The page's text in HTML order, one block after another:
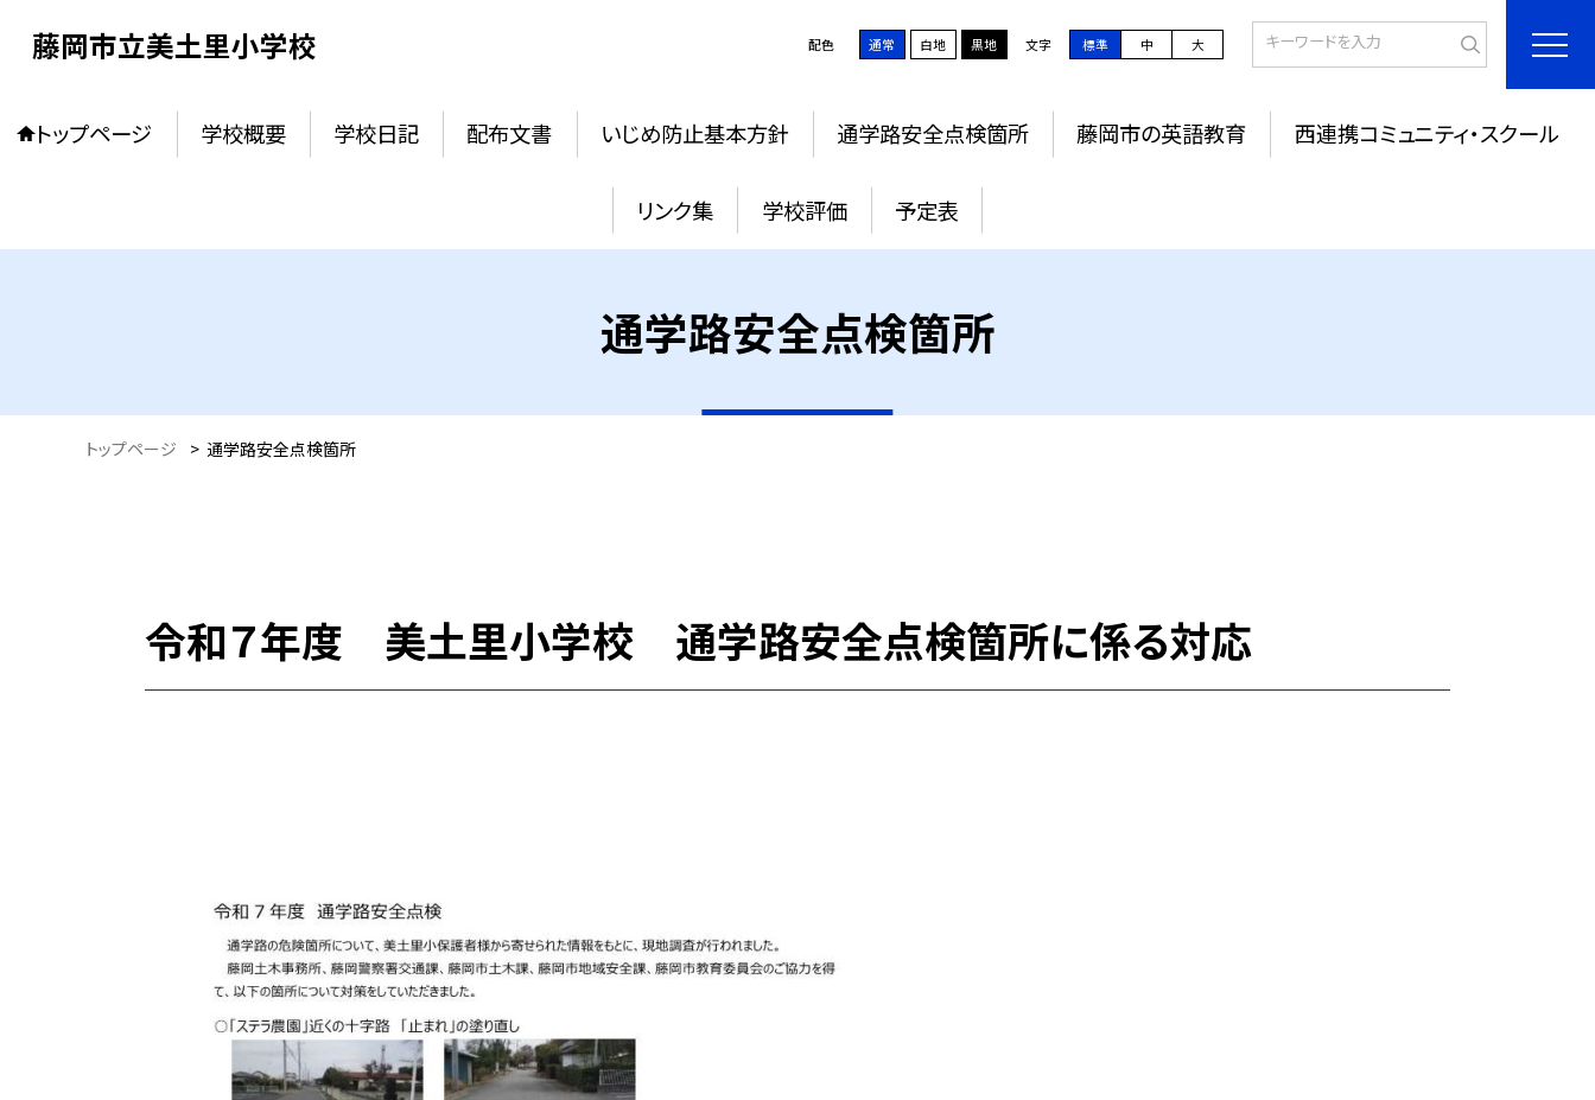
藤岡市立美土里小学校 配色 通常 白地 黒地 文字 標準 中 大
トップページ 学校概要 学校日記 配布文書 いじめ防止基本方針 通学路安全点検箇所 藤岡市の英語教育 西連携コミュニティ・スクール
リンク集 学校評価 予定表
通学路安全点検箇所
トップページ > 通学路安全点検箇所
令和７年度 美土里小学校 通学路安全点検箇所に係る対応